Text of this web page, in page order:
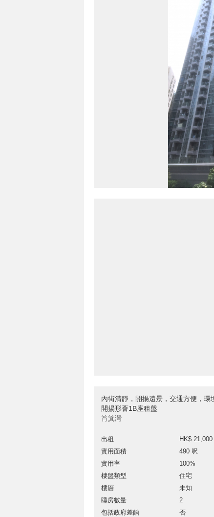
內街清靜，開揚遠景，交通方便，環
開揚形薈1B座租盤
筲箕灣
出租
HK$ 21,000
實用面積
490 呎
實用率
100%
樓盤類型
住宅
樓層
未知
睡房數量
2
包括政府差餉
否